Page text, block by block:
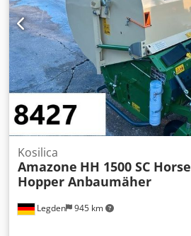
Legden 945 km
Kosilica
Amazone HH 1500 SC Horse
Hopper Anbaumäher